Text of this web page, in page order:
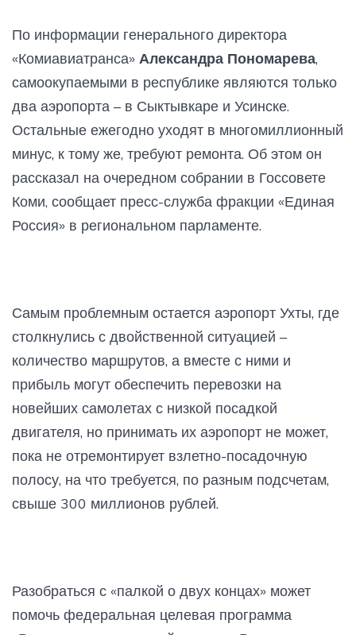
По информации генерального директора
«Комиавиатранса» Александра Пономарева,
самоокупаемыми в республике являются только
два аэропорта – в Сыктывкаре и Усинске.
Остальные ежегодно уходят в многомиллионный
минус, к тому же, требуют ремонта. Об этом он
рассказал на очередном собрании в Госсовете
Коми, сообщает пресс-служба фракции «Единая
Россия» в региональном парламенте.
Самым проблемным остается аэропорт Ухты, где
столкнулись с двойственной ситуацией –
количество маршрутов, а вместе с ними и
прибыль могут обеспечить перевозки на
новейших самолетах с низкой посадкой
двигателя, но принимать их аэропорт не может,
пока не отремонтирует взлетно-посадочную
полосу, на что требуется, по разным подсчетам,
свыше 300 миллионов рублей.
Разобраться с «палкой о двух концах» может
помочь федеральная целевая программа